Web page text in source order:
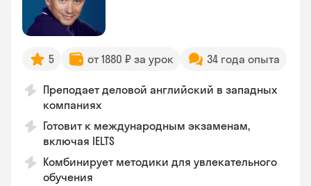
5 от 1880 ₽ за урок 34 года опыта
Преподает деловой английский в западных
компаниях
Готовит к международным экзаменам,
включая IELTS
Комбинирует методики для увлекательного
обучения